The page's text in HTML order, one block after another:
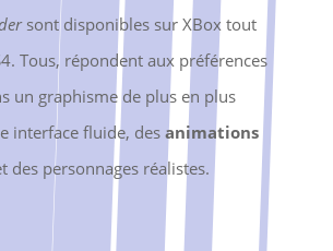
sont disponibles sur XBox tout
Tous, répondent aux préférences
un graphisme de plus en plus
interface fluide, desanimations
des personnages réalistes.